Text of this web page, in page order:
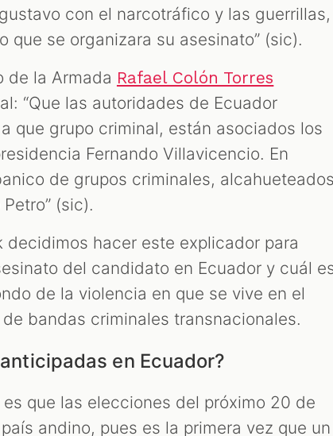
con el narcotráfico y las guerrillas,
que se organizara su asesinato” (sic).
de la Armada Rafael Colón Torres
“Que las autoridades de Ecuador
que grupo criminal, están asociados los
Fernando Villavicencio. En
de grupos criminales,
(sic).
hacer este explicador para
del candidato en Ecuador y cuál
de la violencia en que se vive en el
bandas criminales transnacionales.
en Ecuador?
que las elecciones del próximo 20 de
andino, pues es la primera vez que un